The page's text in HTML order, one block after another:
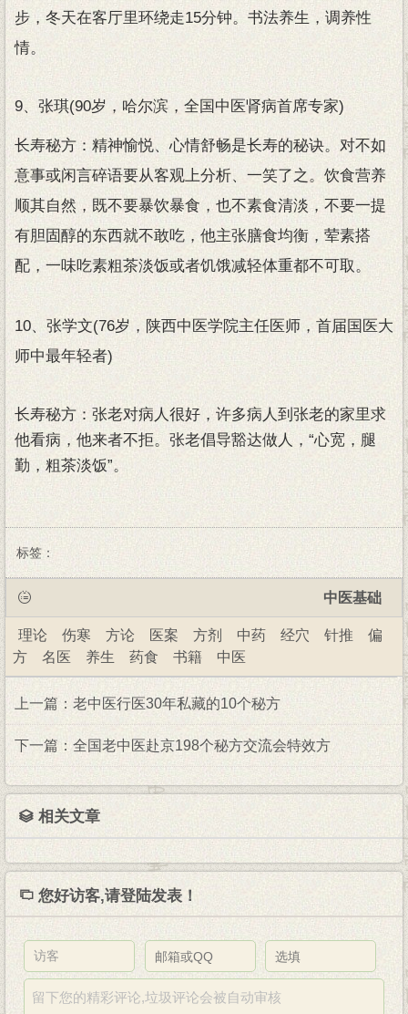
步，冬天在客厅里环绕走15分钟。书法养生，调养性
情。
9、张琪(90岁，哈尔滨，全国中医肾病首席专家)
长寿秘方：精神愉悦、心情舒畅是长寿的秘诀。对不如
意事或闲言碎语要从客观上分析、一笑了之。饮食营养
顺其自然，既不要暴饮暴食，也不素食清淡，不要一提
有胆固醇的东西就不敢吃，他主张膳食均衡，荤素搭
配，一味吃素粗茶淡饭或者饥饿减轻体重都不可取。
10、张学文(76岁，陕西中医学院主任医师，首届国医大
师中最年轻者)
长寿秘方：张老对病人很好，许多病人到张老的家里求
他看病，他来者不拒。张老倡导豁达做人，“心宽，腿
勤，粗茶淡饭”。
标签：
中医基础
理论 伤寒 方论 医案 方剂 中药 经穴 针推
偏
方
名医 养生 药食 书籍 中医
上一篇：老中医行医30年私藏的10个秘方
下一篇：全国老中医赴京198个秘方交流会特效方
相关文章
您好访客,请登陆发表！